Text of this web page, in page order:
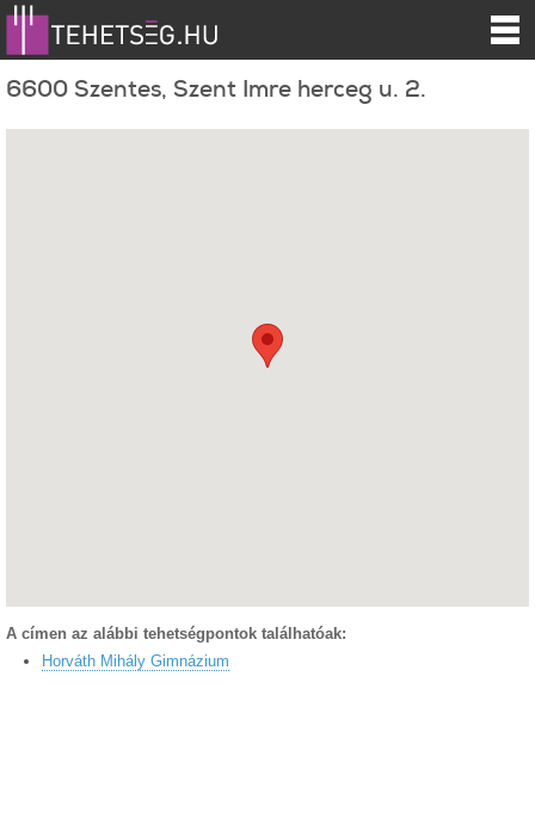
6600 Szentes, Szent Imre herceg u. 2.
A címen az alábbi tehetségpontok találhatóak:
Horváth Mihály Gimnázium